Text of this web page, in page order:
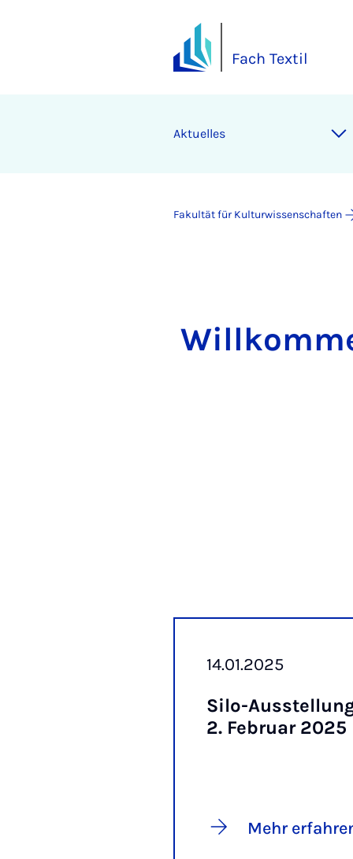
Fach Textil
Aktuelles
Fakultät für Kulturwissenschaften
14.01.2025
Si­lo-
2. Fe­bru­ar 2025
Mehr